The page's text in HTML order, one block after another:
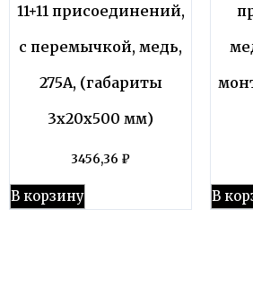
11+11 присоединений,
с перемычкой, медь,
275А, (габариты
3х20х500 мм)
3456,36 ₽
В корзину В